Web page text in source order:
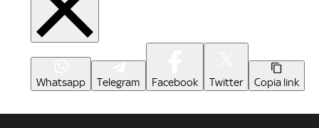
Whatsapp Telegram Facebook Twitter Copia link